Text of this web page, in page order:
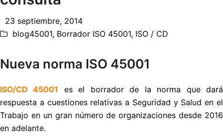
23 septiembre, 2014
blog45001, Borrador ISO 45001, ISO / CD
Nueva norma ISO 45001
ISO/CD 45001
es el borrador de la norma que dará
respuesta a cuestiones relativas a Seguridad y Salud en el
Trabajo en un gran número de organizaciones desde 2016
en adelante.